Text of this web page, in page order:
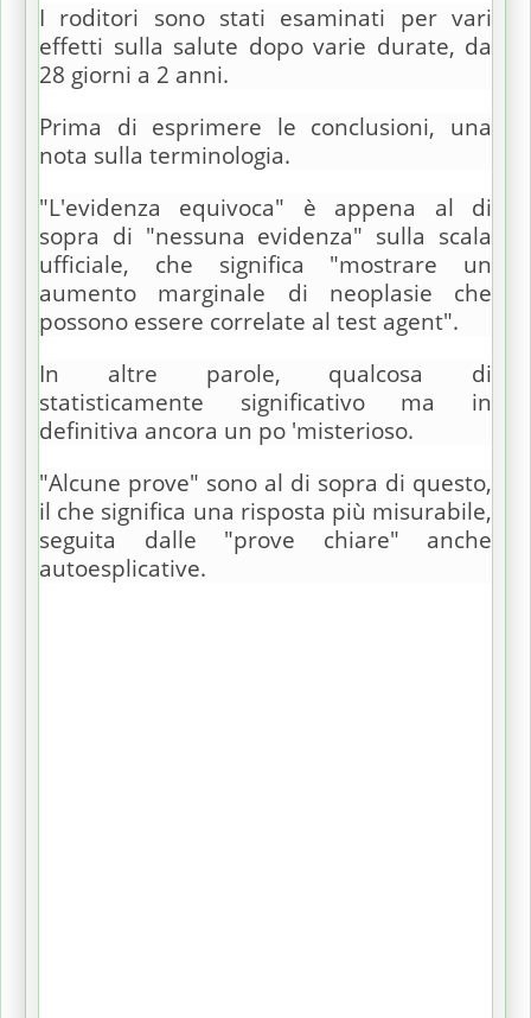
I roditori sono stati esaminati per vari
effetti sulla salute dopo varie durate, da
28 giorni a 2 anni.
Prima di esprimere le conclusioni, una
nota sulla terminologia.
"L'evidenza equivoca" è appena al di
sopra di "nessuna evidenza" sulla scala
ufficiale, che significa "mostrare un
aumento marginale di neoplasie che
possono essere correlate al test agent".
In altre parole, qualcosa di
statisticamente significativo ma in
definitiva ancora un po 'misterioso.
"Alcune prove" sono al di sopra di questo,
il che significa una risposta più misurabile,
seguita dalle "prove chiare" anche
autoesplicative.